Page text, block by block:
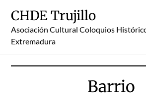
content
CHDE Trujillo
Asociación Cultural Coloquios
Extremadura
Barrio